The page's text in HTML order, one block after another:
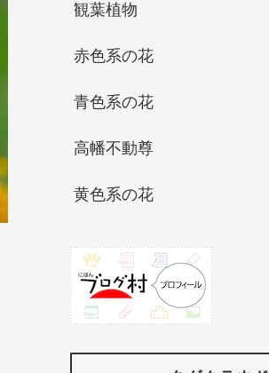
観葉植物
赤色系の花
青色系の花
高幡不動尊
黄色系の花